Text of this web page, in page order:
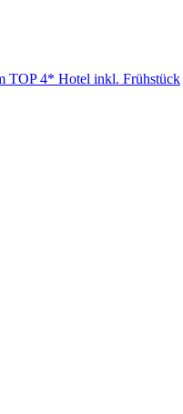
TOP 4* Hotel inkl. Frühstück